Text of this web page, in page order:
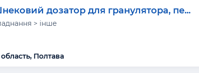
дозатор для гранулятора, пе...
> інше
Полтава